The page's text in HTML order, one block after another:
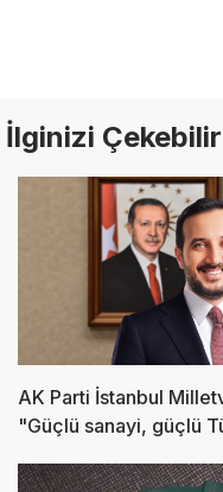
İlginizi Çekebilir
AK Parti İstanbul
"Güçlü sanayi, güçlü